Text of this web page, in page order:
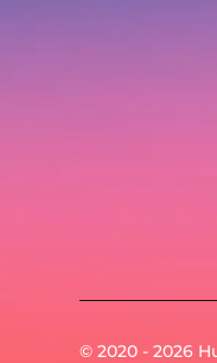
© 2020 - 2026